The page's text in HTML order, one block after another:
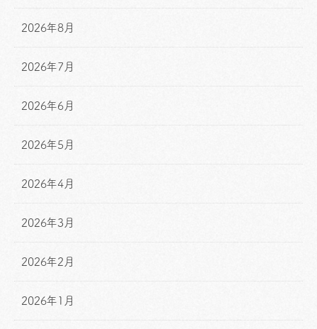
2026年8月
2026年7月
2026年6月
2026年5月
2026年4月
2026年3月
2026年2月
2026年1月